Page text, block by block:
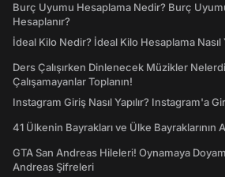
Burç Uyumu Hesaplama Nedir? Burç
Hesaplanır?
İdeal Kilo Nedir? İdeal Kilo Hesaplama Nasıl
Ders Çalışırken Dinlenecek Müzikler
Çalışamayanlar Toplanın!
Instagram Giriş Nasıl Yapılır? Instagram'a
41 Ülkenin Bayrakları ve Ülke Bayraklarının
GTA San Andreas Hileleri! Oynamaya
Andreas Şifreleri